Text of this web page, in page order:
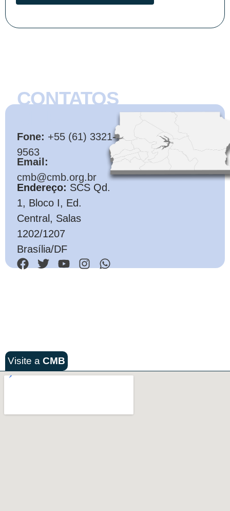
CONTATOS
Fone: +55 (61) 3321-
9563
Email:
cmb@cmb.org.br
Endereço: SCS Qd.
1, Bloco I, Ed.
Central, Salas
1202/1207
Brasília/DF
Visite a CMB